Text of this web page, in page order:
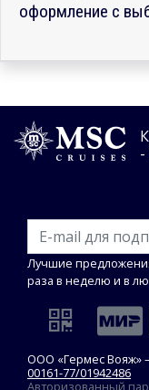
оформление с
-
Лучшие
раза в неделю и в
ООО «Гермес Вояж» –
00161-77/01942486
Авторизованный